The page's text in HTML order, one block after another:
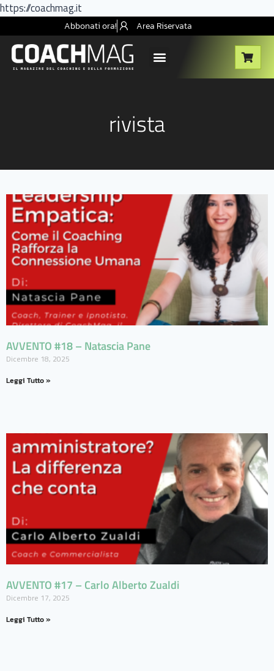
https://coachmag.it
Abbonati ora! Area Riservata
rivista
AVVENTO #18 – Natascia Pane
Dicembre 18, 2025
Leggi Tutto »
AVVENTO #17 – Carlo Alberto Zualdi
Dicembre 17, 2025
Leggi Tutto »